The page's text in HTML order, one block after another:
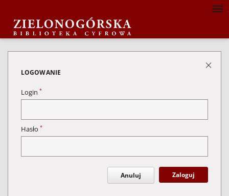
LOGOWANIE
Login *
Hasło *
Anuluj Zaloguj